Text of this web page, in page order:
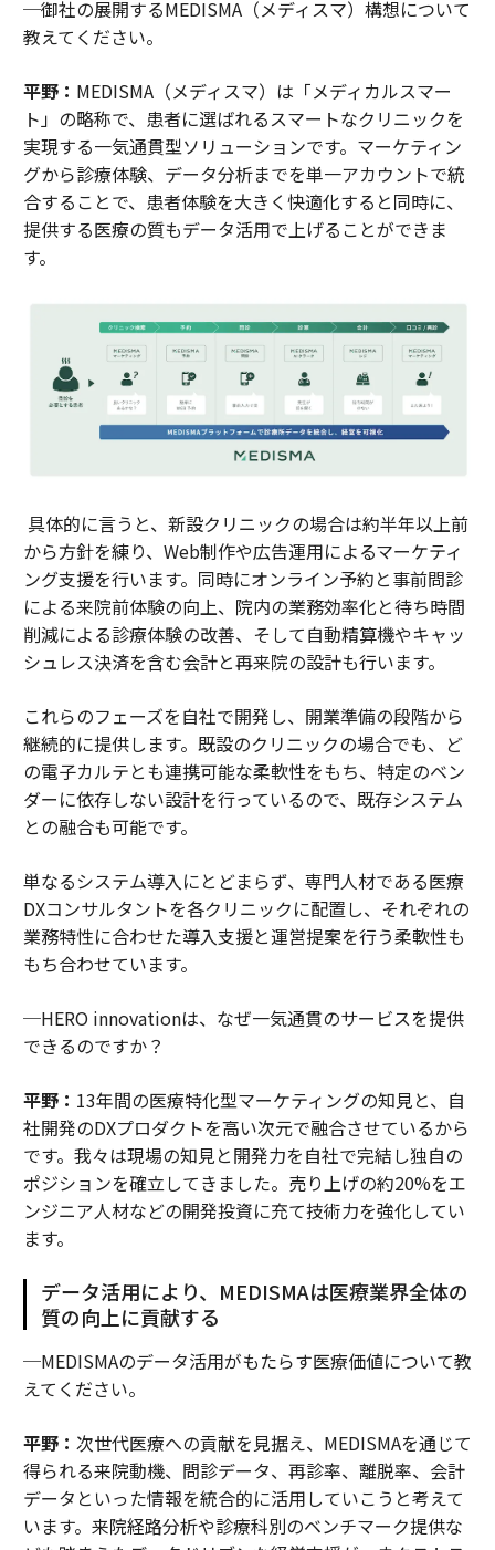
─御社の展開するMEDISMA（メディスマ）構想について
教えてください。
平野： MEDISMA（メディスマ）は「メディカルスマー
ト」の略称で、患者に選ばれるスマートなクリニックを
実現する一気通貫型ソリューションです。マーケティン
グから診療体験、データ分析までを単一アカウントで統
合することで、患者体験を大きく快適化すると同時に、
提供する医療の質もデータ活用で上げることができま
す。
具体的に言うと、新設クリニックの場合は約半年以上前
から方針を練り、Web制作や広告運用によるマーケティ
ング支援を行います。同時にオンライン予約と事前問診
による来院前体験の向上、院内の業務効率化と待ち時間
削減による診療体験の改善、そして自動精算機やキャッ
シュレス決済を含む会計と再来院の設計も行います。
これらのフェーズを自社で開発し、開業準備の段階から
継続的に提供します。既設のクリニックの場合でも、ど
の電子カルテとも連携可能な柔軟性をもち、特定のベン
ダーに依存しない設計を行っているので、既存システム
との融合も可能です。
単なるシステム導入にとどまらず、専門人材である医療
DXコンサルタントを各クリニックに配置し、それぞれの
業務特性に合わせた導入支援と運営提案を行う柔軟性も
もち合わせています。
─HERO innovationは、なぜ一気通貫のサービスを提供
できるのですか？
平野： 13年間の医療特化型マーケティングの知見と、自
社開発のDXプロダクトを高い次元で融合させているから
です。我々は現場の知見と開発力を自社で完結し独自の
ポジションを確立してきました。売り上げの約20%をエ
ンジニア人材などの開発投資に充て技術力を強化してい
ます。
データ活用により、MEDISMAは医療業界全体の
質の向上に貢献する
─MEDISMAのデータ活用がもたらす医療価値について教
えてください。
平野： 次世代医療への貢献を見据え、MEDISMAを通じて
得られる来院動機、問診データ、再診率、離脱率、会計
データといった情報を統合的に活用していこうと考えて
います。来院経路分析や診療科別のベンチマーク提供な